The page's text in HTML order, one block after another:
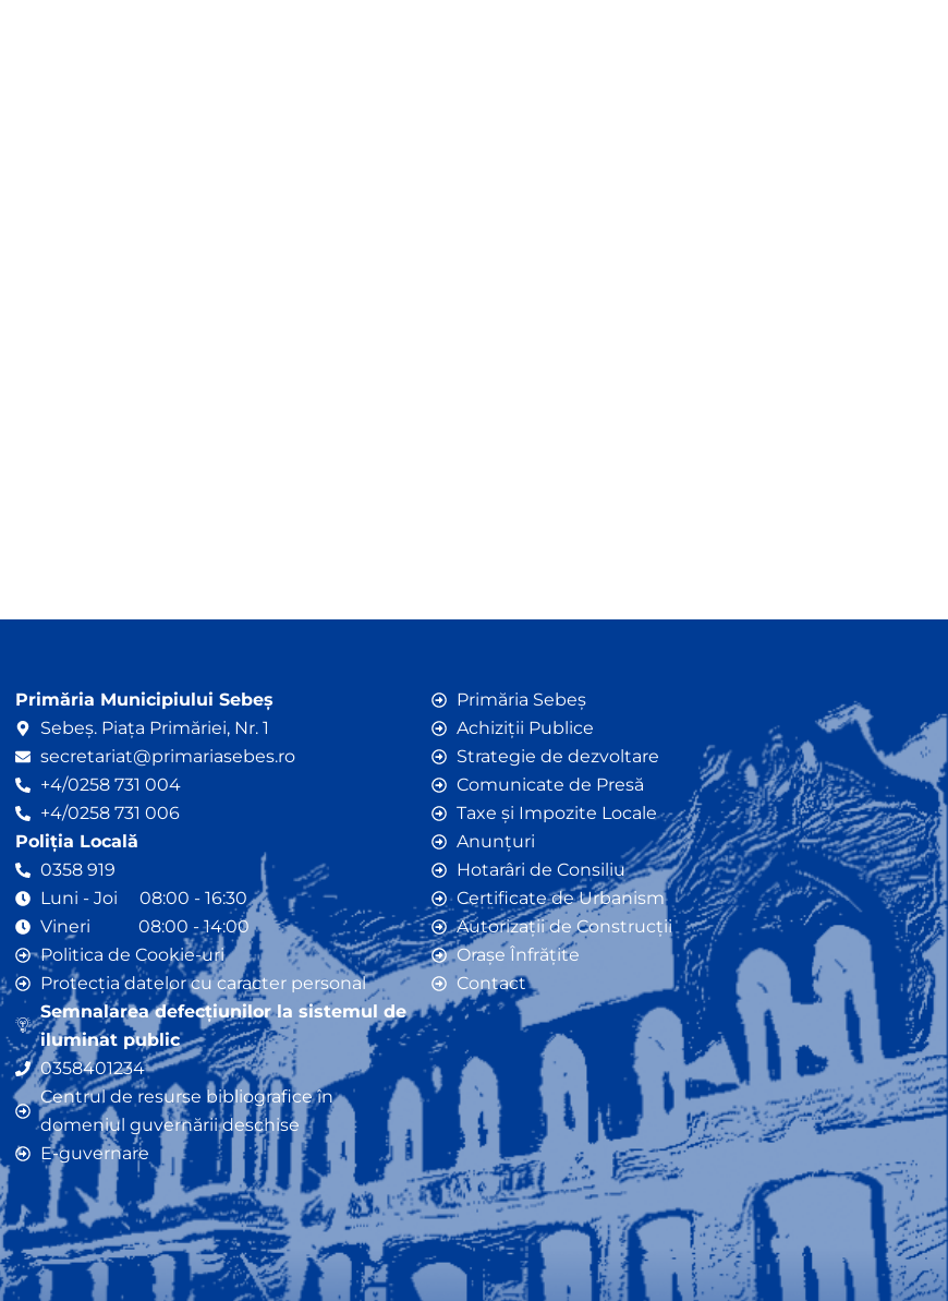
Primăria Municipiului Sebeș
Sebeș. Piața Primăriei, Nr. 1
secretariat@primariasebes.ro
+4/0258 731 004
+4/0258 731 006
Poliția Locală
0358 919
Luni - Joi 08:00 - 16:30
Vineri 08:00 - 14:00
Politica de Cookie-uri
Protecția datelor cu caracter personal
Semnalarea defecțiunilor la sistemul de
iluminat public
0358401234
Centrul de resurse bibliografice în
domeniul guvernării deschise
E-guvernare
Primăria Sebeș
Achiziții Publice
Strategie de dezvoltare
Comunicate de Presă
Taxe și Impozite Locale
Anunțuri
Hotarâri de Consiliu
Certificate de Urbanism
Autorizații de Construcții
Orașe Înfrățite
Contact